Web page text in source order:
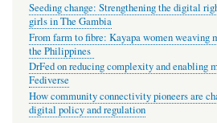
Seeding change: Strengthening the digital
girls in The Gambia
From farm to fibre: Kayapa women weaving
the Philippines
DrFed on reducing complexity and enabling
Fediverse
How community connectivity pioneers are
digital policy and regulation